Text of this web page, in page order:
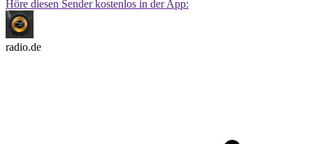
Höre diesen Sender kostenlos in der App:
radio.de